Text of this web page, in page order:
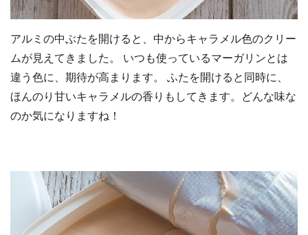
アルミの中ぶたを開けると、中からキャラメル色のクリー
ムが見えてきました。 いつも使っているマーガリンとは
違う色に、期待が高まります。 ふたを開けると同時に、
ほんのり甘いキャラメルの香りもしてきます。どんな味な
のか気になりますね！